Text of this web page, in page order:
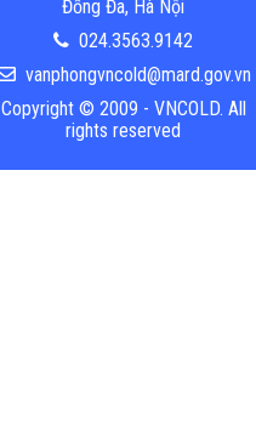
Đống Đa, Hà Nội
024.3563.9142
vanphongvncold@mard.gov.vn
Copyright © 2009 - VNCOLD. All
rights reserved